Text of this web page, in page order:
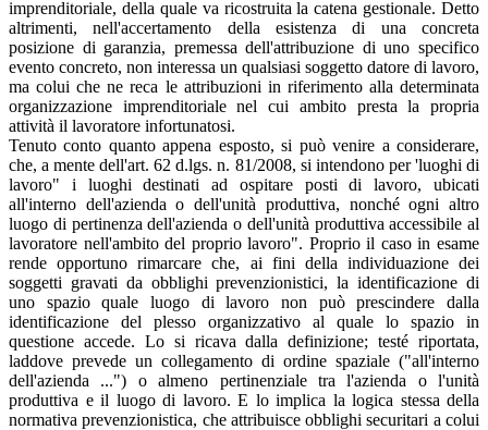
imprenditoriale, della quale va ricostruita la catena gestionale. Detto
altrimenti, nell'accertamento della esistenza di una concreta
posizione di garanzia, premessa dell'attribuzione di uno specifico
evento concreto, non interessa un qualsiasi soggetto datore di lavoro,
ma colui che ne reca le attribuzioni in riferimento alla determinata
organizzazione imprenditoriale nel cui ambito presta la propria
attività il lavoratore infortunatosi.
Tenuto conto quanto appena esposto, si può venire a considerare,
che, a mente dell'art. 62 d.lgs. n. 81/2008, si intendono per 'luoghi di
lavoro" i luoghi destinati ad ospitare posti di lavoro, ubicati
all'interno dell'azienda o dell'unità produttiva, nonché ogni altro
luogo di pertinenza dell'azienda o dell'unità produttiva accessibile al
lavoratore nell'ambito del proprio lavoro". Proprio il caso in esame
rende opportuno rimarcare che, ai fini della individuazione dei
soggetti gravati da obblighi prevenzionistici, la identificazione di
uno spazio quale luogo di lavoro non può prescindere dalla
identificazione del plesso organizzativo al quale lo spazio in
questione accede. Lo si ricava dalla definizione; testé riportata,
laddove prevede un collegamento di ordine spaziale ("all'interno
dell'azienda ...") o almeno pertinenziale tra l'azienda o l'unità
produttiva e il luogo di lavoro. E lo implica la logica stessa della
normativa prevenzionistica, che attribuisce obblighi securitari a colui